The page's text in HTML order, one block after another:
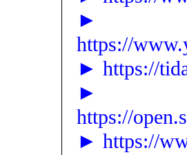
►
https://
► https://
►
https://
► https://